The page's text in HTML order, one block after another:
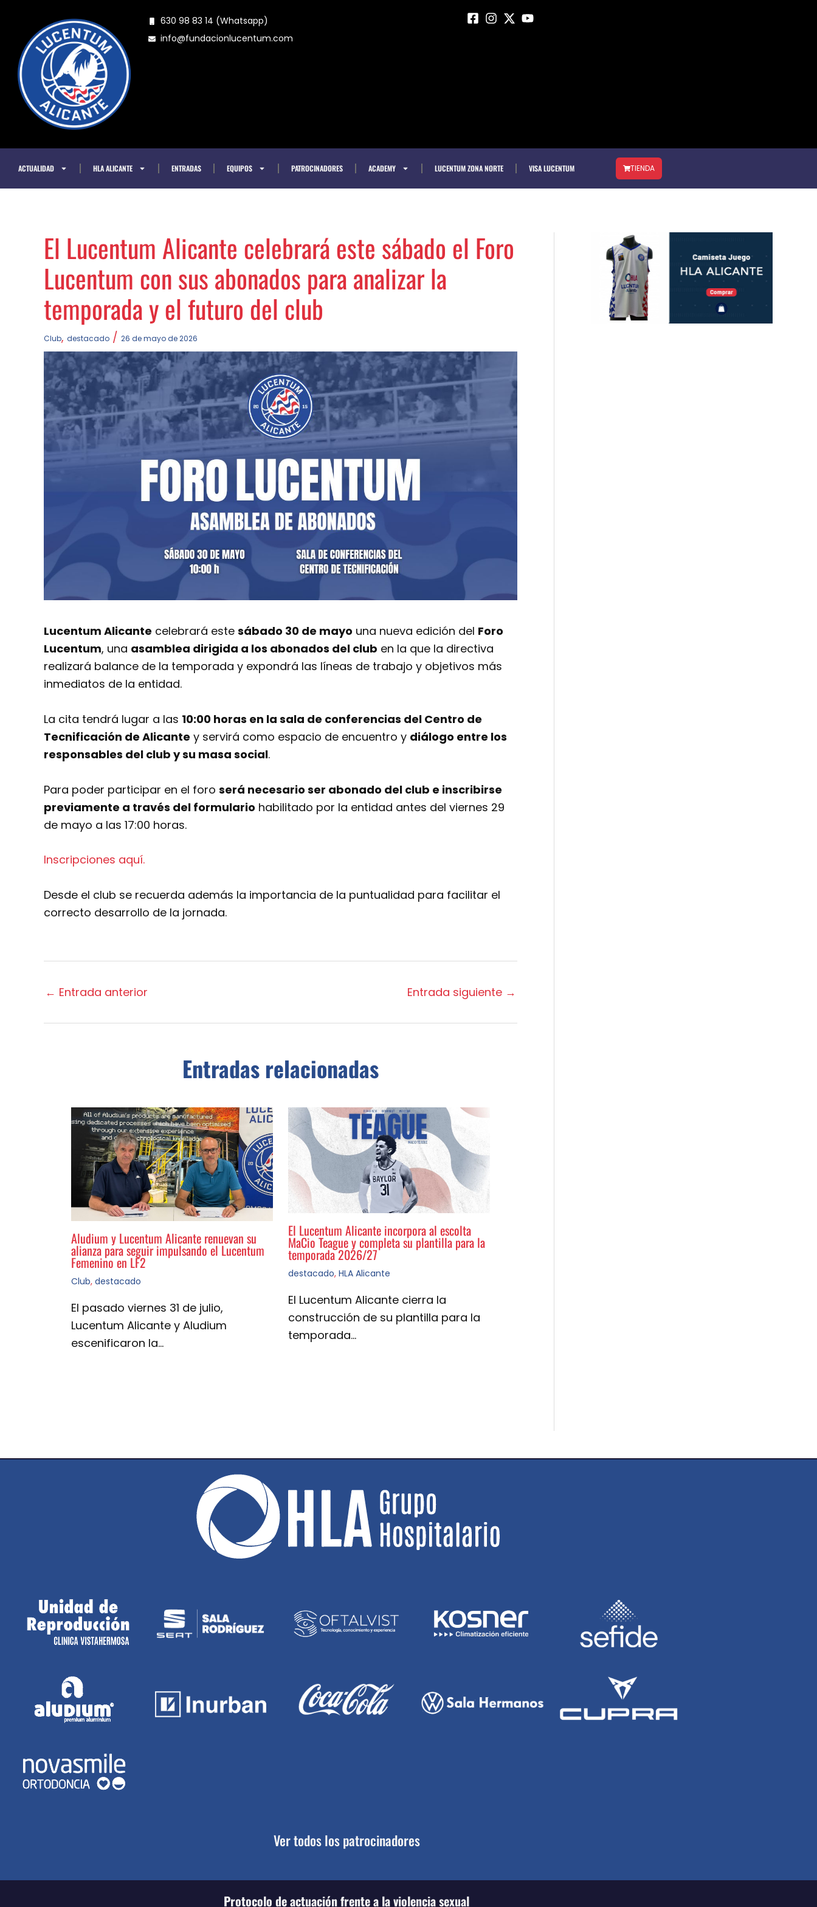
contenido
630 98 83 14 (Whatsapp)
info@fundacionlucentum.com
ACTUALIDAD HLA ALICANTE ENTRADAS EQUIPOS PATROCINADORES ACADEMY LUCENTUM ZONA NORTE VISA LUCENTUM TIENDA
El Lucentum Alicante celebrará este sábado el Foro
Lucentum con sus abonados para analizar la
temporada y el futuro del club
Club, destacado / 26 de mayo de 2026
Lucentum Alicante celebrará este sábado 30 de mayo una nueva edición del Foro
Lucentum, una asamblea dirigida a los abonados del club en la que la directiva
realizará balance de la temporada y expondrá las líneas de trabajo y objetivos más
inmediatos de la entidad.
La cita tendrá lugar a las 10:00 horas en la sala de conferencias del Centro de
Tecnificación de Alicante y servirá como espacio de encuentro y diálogo entre los
responsables del club y su masa social.
Para poder participar en el foro será necesario ser abonado del club e inscribirse
previamente a través del formulario habilitado por la entidad antes del viernes 29
de mayo a las 17:00 horas.
Inscripciones aquí.
Desde el club se recuerda además la importancia de la puntualidad para facilitar el
correcto desarrollo de la jornada.
← Entrada anterior Entrada siguiente →
Entradas relacionadas
Aludium y Lucentum Alicante renuevan su
alianza para seguir impulsando el Lucentum
Femenino en LF2
Club, destacado
El pasado viernes 31 de julio,
Lucentum Alicante y Aludium
escenificaron la…
El Lucentum Alicante incorpora al escolta
MaCio Teague y completa su plantilla para la
temporada 2026/27
destacado, HLA Alicante
El Lucentum Alicante cierra la
construcción de su plantilla para la
temporada…
Ver todos los patrocinadores
Protocolo de actuación frente a la violencia sexual